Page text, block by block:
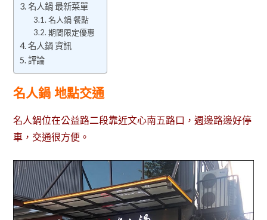
名人鍋 最新菜單
名人鍋 餐點
期間限定優惠
名人鍋 資訊
評論
名人鍋 地點交通
名人鍋位在公益路二段靠近文心南五路口，週邊路邊好停
車，交通很方便。